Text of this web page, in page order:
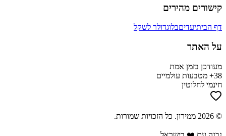
קישורים מהירים
דף הביתיעדיםבלוגדולר לשקל
על האתר
מעודכן בזמן אמת
38+ מטבעות עולמיים
חינמי לחלוטין
©
2026 ממירון. כל הזכויות שמורות.